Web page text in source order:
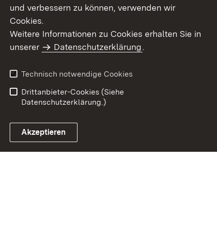
Benutzungshinweise
Erklärung zur
und verbessern zu können, verwenden wir
Cookies.
Weitere Informationen zu Cookies erhalten Sie in
unserer
Datenschutzerklärung.
Technisch notwendige Cookies
Drittanbieter-Cookies (Siehe
Datenschutzerklärung.)
Akzeptieren